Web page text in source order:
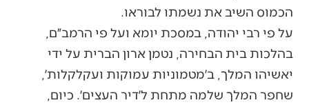
הכמוס השיב את נשמתו לבוראו.
על פי רבי יהודה, במסכת יומא ועל פי הרמב״ם,
בהלכות בית הבחירה, נטמן ארון הברית על ידי
יאשיהו המלך, ב׳מטמוניות עמוקות ועקלקלות׳,
שחפר המלך שלמה מתחת ל׳דיר העצים׳. כיום,